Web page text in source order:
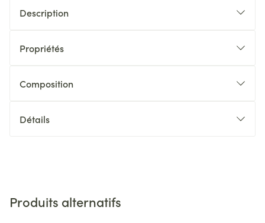
Description
Propriétés
Composition
Détails
Produits alternatifs